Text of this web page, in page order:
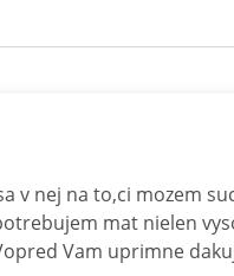
v nej na to,ci mozem
mat nielen
Vam uprimne